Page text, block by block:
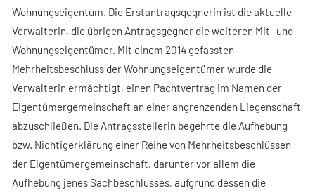
Wohnungseigentum. Die Erstantragsgegnerin ist die aktuelle
Verwalterin, die übrigen Antragsgegner die weiteren Mit- und
Wohnungseigentümer. Mit einem 2014 gefassten
Mehrheitsbeschluss der Wohnungseigentümer wurde die
Verwalterin ermächtigt, einen Pachtvertrag im Namen der
Eigentümergemeinschaft an einer angrenzenden Liegenschaft
abzuschließen. Die Antragsstellerin begehrte die Aufhebung
bzw. Nichtigerklärung einer Reihe von Mehrheitsbeschlüssen
der Eigentümergemeinschaft, darunter vor allem die
Aufhebung jenes Sachbeschlusses, aufgrund dessen die